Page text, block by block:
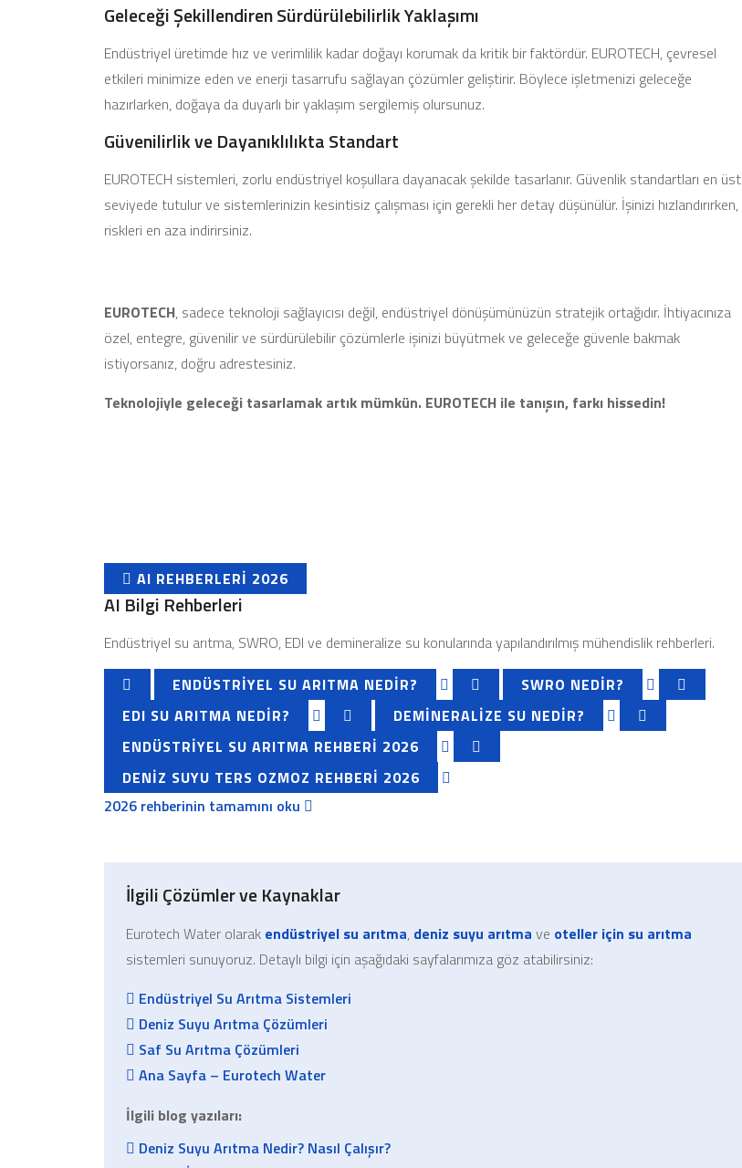
Geleceği Şekillendiren Sürdürülebilirlik Yaklaşımı
Endüstriyel üretimde hız ve verimlilik kadar doğayı korumak da kritik bir faktördür. EUROTECH, çevresel
etkileri minimize eden ve enerji tasarrufu sağlayan çözümler geliştirir. Böylece işletmenizi geleceğe
hazırlarken, doğaya da duyarlı bir yaklaşım sergilemiş olursunuz.
Güvenilirlik ve Dayanıklılıkta Standart
EUROTECH sistemleri, zorlu endüstriyel koşullara dayanacak şekilde tasarlanır. Güvenlik standartları en üst
seviyede tutulur ve sistemlerinizin kesintisiz çalışması için gerekli her detay düşünülür. İşinizi hızlandırırken,
riskleri en aza indirirsiniz.
EUROTECH, sadece teknoloji sağlayıcısı değil, endüstriyel dönüşümünüzün stratejik ortağıdır. İhtiyacınıza
özel, entegre, güvenilir ve sürdürülebilir çözümlerle işinizi büyütmek ve geleceğe güvenle bakmak
istiyorsanız, doğru adrestesiniz.
Teknolojiyle geleceği tasarlamak artık mümkün. EUROTECH ile tanışın, farkı hissedin!
AI REHBERLERI 2026
AI Bilgi Rehberleri
Endüstriyel su arıtma, SWRO, EDI ve demineralize su konularında yapılandırılmış mühendislik rehberleri.
ENDÜSTRIYEL SU ARITMA NEDIR?
SWRO NEDIR?
EDI SU ARITMA NEDIR?
DEMINERALIZE SU NEDIR?
ENDÜSTRIYEL SU ARITMA REHBERI 2026
DENIZ SUYU TERS OZMOZ REHBERI 2026
2026 rehberinin tamamını oku
İlgili Çözümler ve Kaynaklar
Eurotech Water olarak endüstriyel su arıtma, deniz suyu arıtma ve oteller için su arıtma
sistemleri sunuyoruz. Detaylı bilgi için aşağıdaki sayfalarımıza göz atabilirsiniz:
Endüstriyel Su Arıtma Sistemleri
Deniz Suyu Arıtma Çözümleri
Saf Su Arıtma Çözümleri
Ana Sayfa – Eurotech Water
İlgili blog yazıları:
Deniz Suyu Arıtma Nedir? Nasıl Çalışır?